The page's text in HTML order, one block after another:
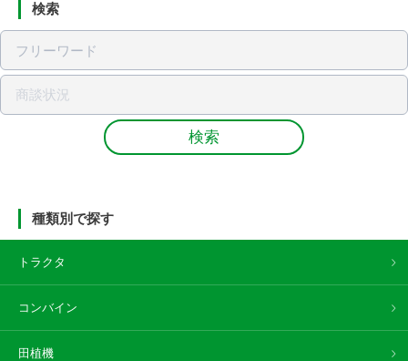
検索
検索
種類別で探す
トラクタ
コンバイン
田植機